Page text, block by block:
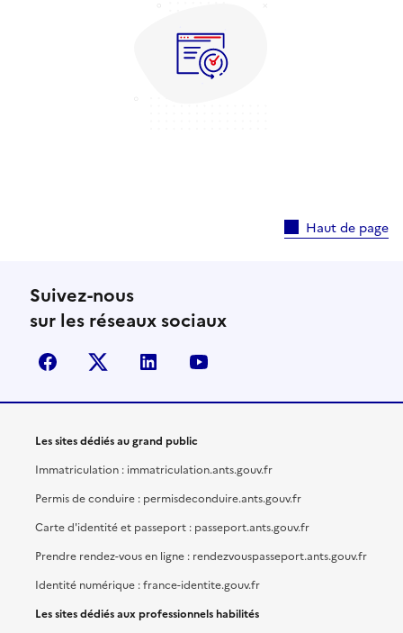
Haut de page
Suivez-nous
sur les réseaux sociaux
facebook X (anciennement Twitter)
linkedin
Les sites dédiés au grand public
Immatriculation : immatriculation.ants.gouv.fr
Permis de conduire : permisdeconduire.ants.gouv.fr
Carte d'identité et passeport : passeport.ants.gouv.fr
Prendre rendez-vous en ligne : rendezvouspasseport.ants.gouv.fr
Identité numérique : france-identite.gouv.fr
Les sites dédiés aux professionnels habilités